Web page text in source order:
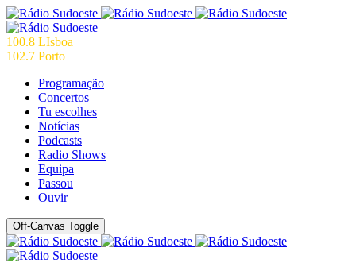
100.8 LIsboa
102.7 Porto
Programação
Concertos
Tu escolhes
Notícias
Podcasts
Radio Shows
Equipa
Passou
Ouvir
Off-Canvas Toggle